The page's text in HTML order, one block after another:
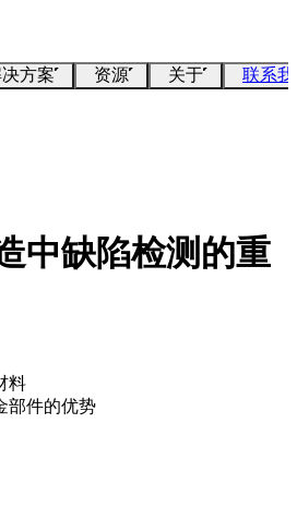
方案 资源 关于 联系
中缺陷检测的重
料
部件的优势